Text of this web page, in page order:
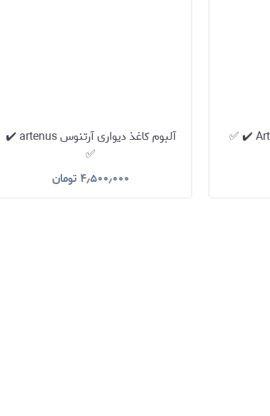
آلبوم کاغذ دیواری آرتنوس artenus ✔️
✅
۴٫۵۰۰٫۰۰۰ تومان